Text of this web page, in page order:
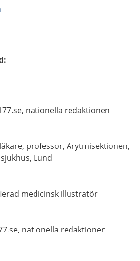
:
nationella redaktionen
professor, Arytmisektionen,
Lund
medicinsk illustratör
nationella redaktionen